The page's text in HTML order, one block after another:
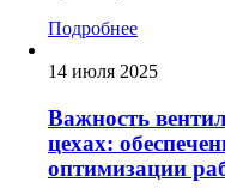
Подробнее
14 июля 2025
Важность
цехах:
оптимизации